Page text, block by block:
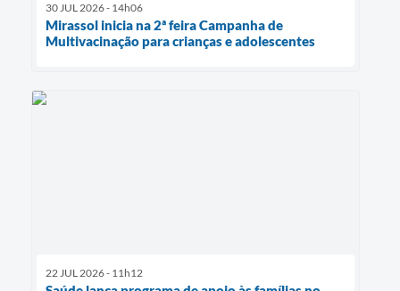
30 JUL 2026 - 14h06
Mirassol inicia na 2ª feira Campanha de
Multivacinação para crianças e adolescentes
22 JUL 2026 - 11h12